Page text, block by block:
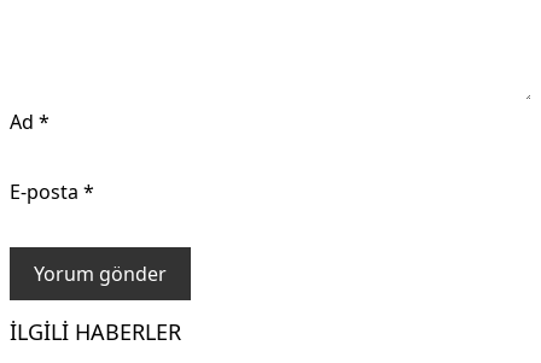
Ad *
E-posta *
İLGILI HABERLER